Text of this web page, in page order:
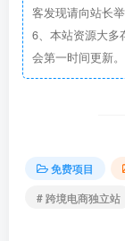
客发现请向站长
6、本站资源大多
会第一时间更新。
免费项目
# 跨境电商独立站